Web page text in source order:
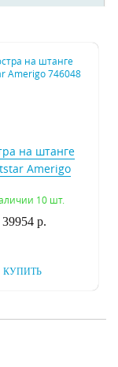
на штанге
Amerigo
10 шт.
39954 р.
КУПИТЬ